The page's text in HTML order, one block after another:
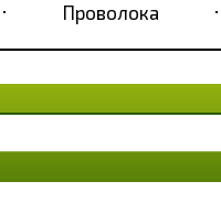
Проволока